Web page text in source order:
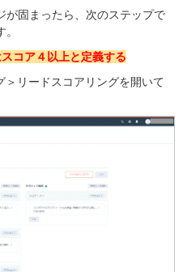
が固まったら、次のステップで
コア４以上と定義する
リードスコアリングを開いて